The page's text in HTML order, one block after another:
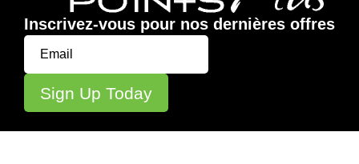
Inscrivez-vous pour nos dernières offres